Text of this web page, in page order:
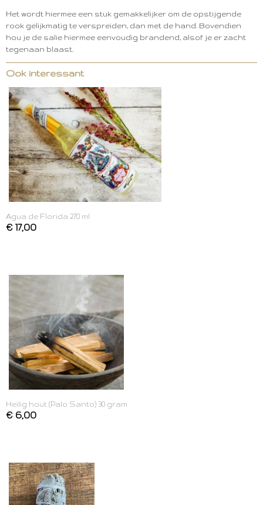
Het wordt hiermee een stuk gemakkelijker om de opstijgende
rook gelijkmatig te verspreiden, dan met de hand. Bovendien
hou je de salie hiermee eenvoudig brandend, alsof je er zacht
tegenaan blaast.
Ook interessant
Agua de Florida 270 ml
€ 17,00
Heilig hout (Palo Santo) 30 gram
€ 6,00